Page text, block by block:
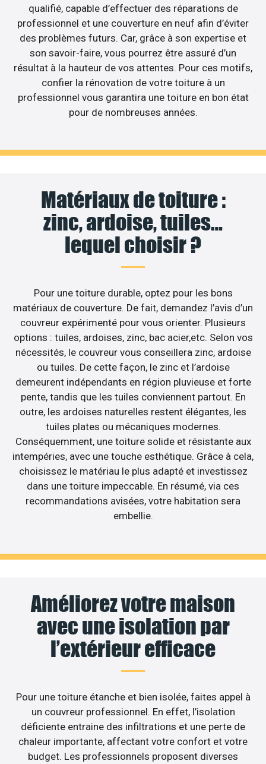
qualifié, capable d’effectuer des réparations de
professionnel et une couverture en neuf afin d’éviter
des problèmes futurs. Car, grâce à son expertise et
son savoir-faire, vous pourrez être assuré d’un
résultat à la hauteur de vos attentes. Pour ces motifs,
confier la rénovation de votre toiture à un
professionnel vous garantira une toiture en bon état
pour de nombreuses années.
Matériaux de toiture :
zinc, ardoise, tuiles…
lequel choisir ?
Pour une toiture durable, optez pour les bons
matériaux de couverture. De fait, demandez l’avis d’un
couvreur expérimenté pour vous orienter. Plusieurs
options : tuiles, ardoises, zinc, bac acier,etc. Selon vos
nécessités, le couvreur vous conseillera zinc, ardoise
ou tuiles. De cette façon, le zinc et l’ardoise
demeurent indépendants en région pluvieuse et forte
pente, tandis que les tuiles conviennent partout. En
outre, les ardoises naturelles restent élégantes, les
tuiles plates ou mécaniques modernes.
Conséquemment, une toiture solide et résistante aux
intempéries, avec une touche esthétique. Grâce à cela,
choisissez le matériau le plus adapté et investissez
dans une toiture impeccable. En résumé, via ces
recommandations avisées, votre habitation sera
embellie.
Améliorez votre maison
avec une isolation par
l’extérieur efficace
Pour une toiture étanche et bien isolée, faites appel à
un couvreur professionnel. En effet, l’isolation
déficiente entraine des infiltrations et une perte de
chaleur importante, affectant votre confort et votre
budget. Les professionnels proposent diverses